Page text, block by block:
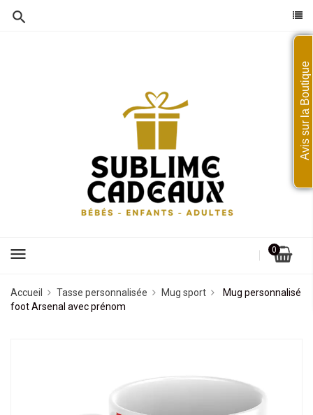
menu 0
Accueil Tasse personnalisée Mug sport
Mug personnalisé
foot Arsenal avec prénom
Avis sur la Boutique